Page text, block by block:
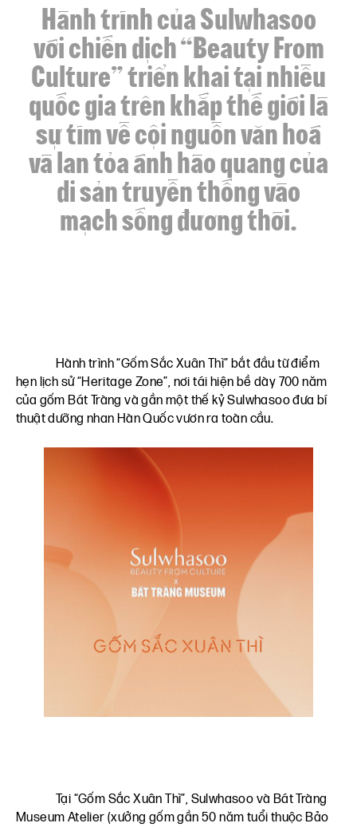
Hành trình của Sulwhasoo
với chiến dịch“Beauty From
Culture” triển khai tại nhiều
quốc gia trên khắp thế giới là
sự tìm về cội nguồn văn hoá
và lan tỏa ánh hào quang của
di sản truyền thống vào
mạch sống đương thời.
Hành trình “Gốm Sắc Xuân Thì” bắt đầu từ điểm
hẹn lịch sử “Heritage Zone”, nơi tái hiện bề dày 700 năm
của gốm Bát Tràng và gần một thế kỷ Sulwhasoo đưa bí
thuật dưỡng nhan Hàn Quốc vươn ra toàn cầu.
Tại “Gốm Sắc Xuân Thì”, Sulwhasoo và Bát Tràng
Museum Atelier (xưởng gốm gần 50 năm tuổi thuộc Bảo